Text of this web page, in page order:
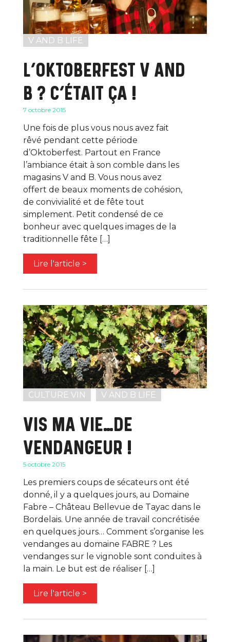
V AND B LIFE
L’OKTOBERFEST V AND
B ? C’ÉTAIT ÇA !
7 octobre 2015
Une fois de plus vous nous avez fait
rêvé pendant cette période
d’Oktoberfest. Partout en France
l’ambiance était à son comble dans les
magasins V and B. Vous nous avez
offert de beaux moments de cohésion,
de convivialité et de fête tout
simplement. Petit condensé de ce
bonheur avec quelques images de la
traditionnelle fête […]
Lire l'article >
CULTURE VIN V AND B LIFE
VIS MA VIE…DE
VENDANGEUR !
5 octobre 2015
Les premiers coups de sécateurs ont été
donné, il y a quelques jours, au Domaine
Fabre – Château Bellevue de Tayac dans le
Bordelais. Une année de travail concrétisée
en quelques jours… Comment s’organise les
vendanges au domaine FABRE ? Les
vendanges sur le vignoble sont conduites à
la main. Le but est de réaliser […]
Lire l'article >